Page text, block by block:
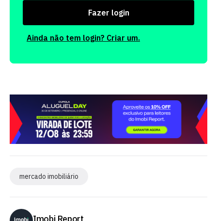
Fazer login
Ainda não tem login? Criar um.
mercado imobiliário
Imobi Report